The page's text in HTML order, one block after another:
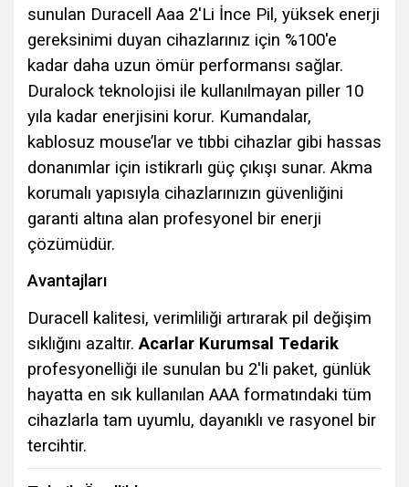
sunulan Duracell Aaa 2'Li İnce Pil, yüksek enerji
gereksinimi duyan cihazlarınız için %100'e
kadar daha uzun ömür performansı sağlar.
Duralock teknolojisi ile kullanılmayan piller 10
yıla kadar enerjisini korur. Kumandalar,
kablosuz mouse’lar ve tıbbi cihazlar gibi hassas
donanımlar için istikrarlı güç çıkışı sunar. Akma
korumalı yapısıyla cihazlarınızın güvenliğini
garanti altına alan profesyonel bir enerji
çözümüdür.
Avantajları
Duracell kalitesi, verimliliği artırarak pil değişim
sıklığını azaltır.Acarlar Kurumsal Tedarik
profesyonelliği ile sunulan bu 2'li paket, günlük
hayatta en sık kullanılan AAA formatındaki tüm
cihazlarla tam uyumlu, dayanıklı ve rasyonel bir
tercihtir.